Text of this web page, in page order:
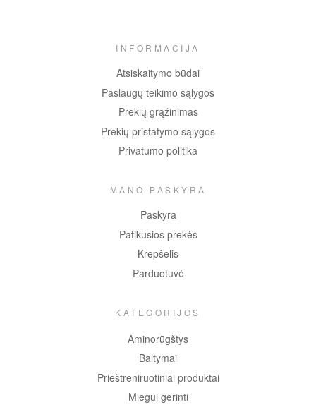
INFORMACIJA
Atsiskaitymo būdai
Paslaugų teikimo sąlygos
Prekių grąžinimas
Prekių pristatymo sąlygos
Privatumo politika
MANO PASKYRA
Paskyra
Patikusios prekės
Krepšelis
Parduotuvė
KATEGORIJOS
Aminorūgštys
Baltymai
Prieštreniruotiniai produktai
Miegui gerinti